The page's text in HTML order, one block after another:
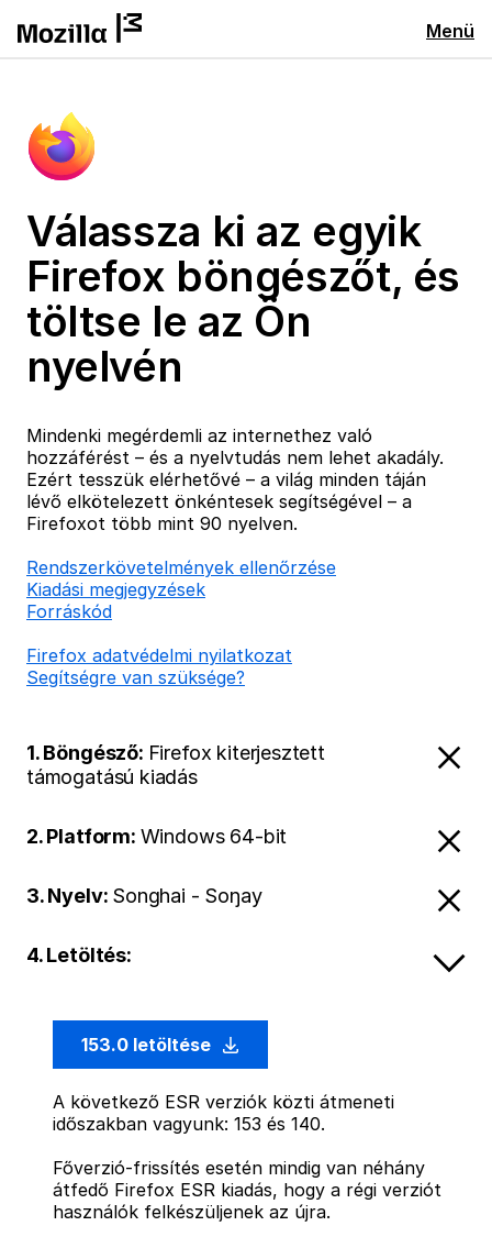
Menü
Válassza ki az egyik
Firefox böngészőt, és
töltse le az Ön
nyelvén
Mindenki megérdemli az internethez való
hozzáférést – és a nyelvtudás nem lehet akadály.
Ezért tesszük elérhetővé – a világ minden táján
lévő elkötelezett önkéntesek segítségével – a
Firefoxot több mint 90 nyelven.
Rendszerkövetelmények ellenőrzése
Kiadási megjegyzések
Forráskód
Firefox adatvédelmi nyilatkozat
Segítségre van szüksége?
1. Böngésző: Firefox kiterjesztett
támogatású kiadás
2. Platform: Windows 64-bit
3. Nyelv: Songhai - Soŋay
4. Letöltés:
153.0 letöltése
A következő ESR verziók közti átmeneti
időszakban vagyunk: 153 és 140.
Főverzió-frissítés esetén mindig van néhány
átfedő Firefox ESR kiadás, hogy a régi verziót
használók felkészüljenek az újra.